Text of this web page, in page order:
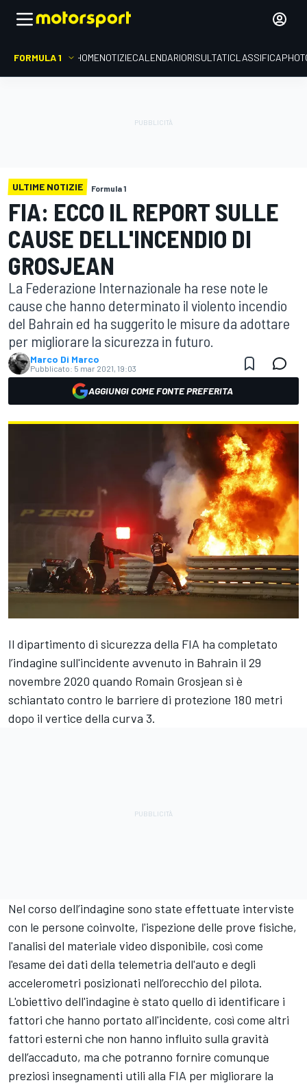
FORMULA 1 HOMENOTIZIECALENDARIORISULTATICLASSIFICA
ULTIME NOTIZIE Formula 1
FIA: ECCO IL REPORT SULLE
CAUSE DELL'INCENDIO DI
GROSJEAN
La Federazione Internazionale ha rese note le
cause che hanno determinato il violento incendio
del Bahrain ed ha suggerito le misure da adottare
per migliorare la sicurezza in futuro.
Marco Di Marco
Pubblicato: 5 mar 2021, 19:03
AGGIUNGI COME FONTE PREFERITA
Il dipartimento di sicurezza della FIA ha completato
l’indagine sull'incidente avvenuto in Bahrain il 29
novembre 2020 quando Romain Grosjean si è
schiantato contro le barriere di protezione 180 metri
dopo il vertice della curva 3.
Nel corso dell’indagine sono state effettuate interviste
con le persone coinvolte, l'ispezione delle prove fisiche,
l'analisi del materiale video disponibile, così come
l'esame dei dati della telemetria dell'auto e degli
accelerometri posizionati nell’orecchio del pilota.
L'obiettivo dell'indagine è stato quello di identificare i
fattori che hanno portato all'incidente, così come altri
fattori esterni che non hanno influito sulla gravità
dell’accaduto, ma che potranno fornire comunque
preziosi insegnamenti utili alla FIA per migliorare la